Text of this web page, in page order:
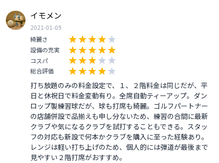
イモメン
2021-01-09
綺麗さ
設備の充実
コスパ
総合評価
打ち放題のみの料金設定で、１、２階料金は同じだが、平
日と休祝日で料金変動有り。全席自動ティーアップ。ダン
ロップ製練習球だが、球も打席も綺麗。ゴルフパートナー
の店舗併設で品揃えも申し分ないため、練習の合間に最新
クラブや気になるクラブを試打することもできる。スタッ
フの対応も新設で何本かクラブを購入に至った経験あり。
レンジは軽い打ち上げのため、個人的には弾道が最後まで
見やすい２階打席がおすすめ。